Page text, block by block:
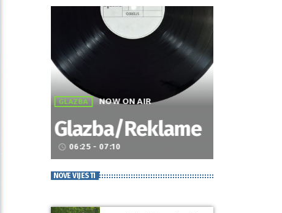
GLAZBA NOW ON AIR
Glazba/Reklame
access_time 06:25 - 07:10
NOVE VIJESTI